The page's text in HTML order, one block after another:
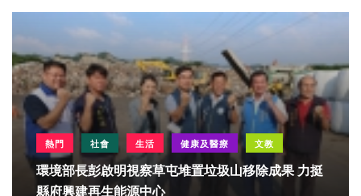
熱門 社會 生活 健康及醫療 文教
環境部長彭啟明視察草屯堆置垃圾山移除成果 力挺
縣府興建再生能源中心